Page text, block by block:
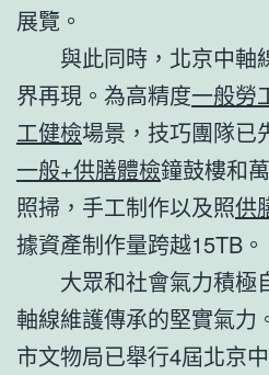
展覽。
與此同時，北京中軸
界再現。為高精度一般勞
工健檢場景，技巧團隊已
一般+供膳體檢鐘鼓樓和
照掃，手工制作以及照供
據資產制作量跨越15TB。
大眾和社會氣力積極
軸線維護傳承的堅實氣力
市文物局已舉行4屆北京